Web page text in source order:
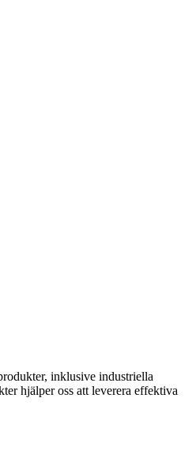
inklusive industriella
hjälper oss att leverera effektiva